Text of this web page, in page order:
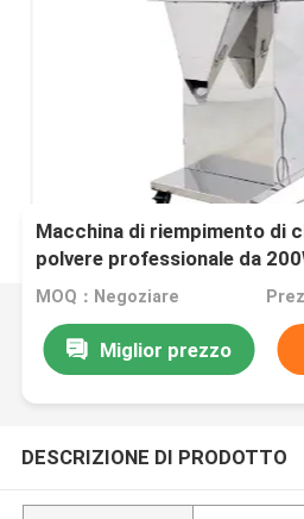
Macchina di riempimento di
polvere professionale da
MOQ：Negoziare
Miglior prezzo
DESCRIZIONE DI PRODOTTO